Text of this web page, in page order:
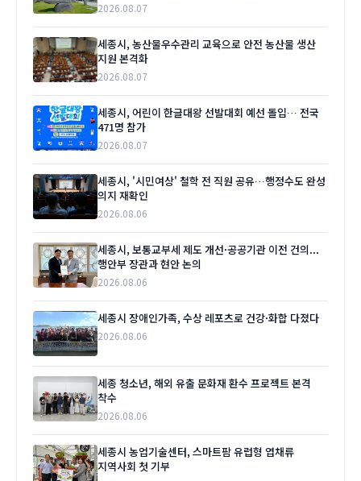
2026.08.07
세종시, 농산물우수관리 교육으로 안전 농산물 생산
지원 본격화
2026.08.07
세종시, 어린이 한글대왕 선발대회 예선 돌입… 전국
471명 참가
2026.08.07
세종시, '시민여상' 철학 전 직원 공유…행정수도 완성
의지 재확인
2026.08.06
세종시, 보통교부세 제도 개선·공공기관 이전 건의...
행안부 장관과 현안 논의
2026.08.06
세종시 장애인가족, 수상 레포츠로 건강·화합 다졌다
2026.08.06
세종 청소년, 해외 유출 문화재 환수 프로젝트 본격
착수
2026.08.06
세종시 농업기술센터, 스마트팜 유럽형 엽채류
지역사회 첫 기부